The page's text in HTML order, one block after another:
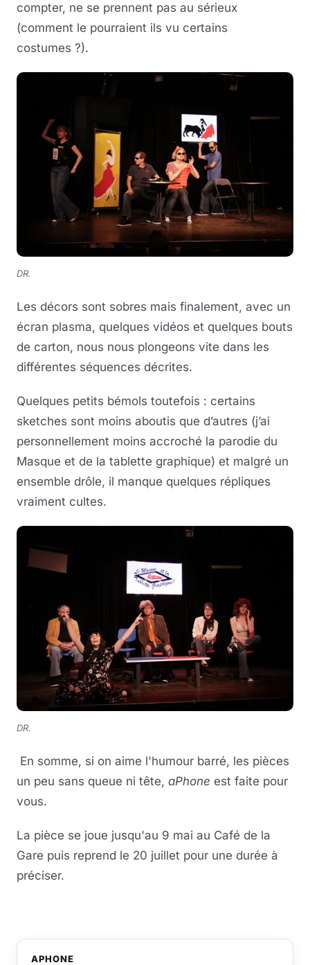
compter, ne se prennent pas au sérieux
(comment le pourraient ils vu certains
costumes ?).
DR.
Les décors sont sobres mais finalement, avec un
écran plasma, quelques vidéos et quelques bouts
de carton, nous nous plongeons vite dans les
différentes séquences décrites.
Quelques petits bémols toutefois : certains
sketches sont moins aboutis que d’autres (j’ai
personnellement moins accroché la parodie du
Masque et de la tablette graphique) et malgré un
ensemble drôle, il manque quelques répliques
vraiment cultes.
DR.
En somme, si on aime l'humour barré, les pièces
un peu sans queue ni tête, aPhone est faite pour
vous.
La pièce se joue jusqu'au 9 mai au Café de la
Gare puis reprend le 20 juillet pour une durée à
préciser.
APHONE